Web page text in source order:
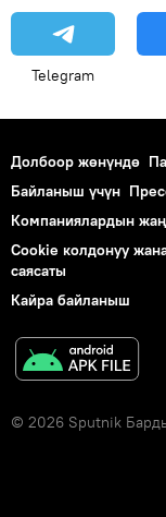
Telegram
Долбоор жөнүндө
Байланыш үчүн
Компаниялардын
Cookie колдонуу
саясаты
Кайра байланыш
© 2026 Sputnik